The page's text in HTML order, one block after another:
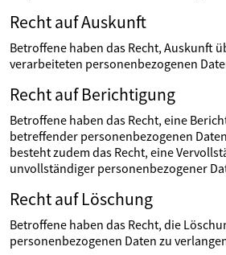
Recht auf Auskunft
Betroffene haben das Recht, Auskunft
verarbeiteten personenbezogenen
Recht auf Berichtigung
Betroffene haben das Recht, eine
betreffender personenbezogenen
besteht zudem das Recht, eine
unvollständiger personenbezogener
Recht auf Löschung
Betroffene haben das Recht, die
personenbezogenen Daten zu